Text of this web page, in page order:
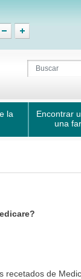
la
Encontrar
una
de